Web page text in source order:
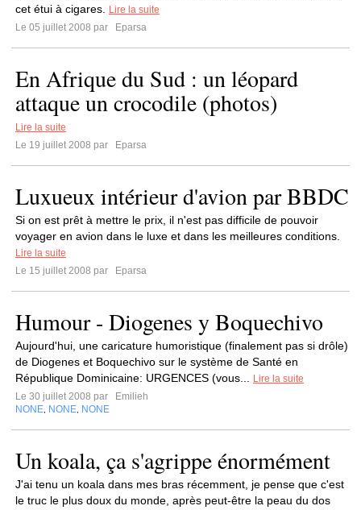
cet étui à cigares.
Lire la suite
Le 05 juillet 2008 par
Eparsa
En Afrique du Sud : un léopard
attaque un crocodile (photos)
Lire la suite
Le 19 juillet 2008 par
Eparsa
Luxueux intérieur d'avion par BBDC
Si on est prêt à mettre le prix, il n'est pas difficile de pouvoir
voyager en avion dans le luxe et dans les meilleures conditions.
Lire la suite
Le 15 juillet 2008 par
Eparsa
Humour - Diogenes y Boquechivo
Aujourd'hui, une caricature humoristique (finalement pas si drôle)
de Diogenes et Boquechivo sur le système de Santé en
République Dominicaine: URGENCES (vous...
Lire la suite
Le 30 juillet 2008 par
Emilieh
NONE NONE NONE
Un koala, ça s'agrippe énormément
J'ai tenu un koala dans mes bras récemment, je pense que c'est
le truc le plus doux du monde, après peut-être la peau du dos